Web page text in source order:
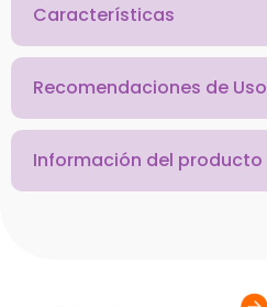
Características
Recomendaciones de Uso
Información del producto